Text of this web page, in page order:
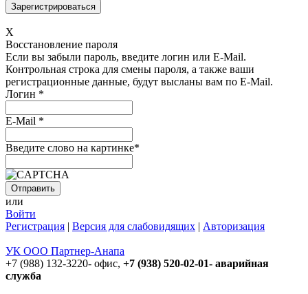
X
Восстановление пароля
Если вы забыли пароль, введите логин или E-Mail.
Контрольная строка для смены пароля, а также ваши
регистрационные данные, будут высланы вам по E-Mail.
Логин *
E-Mail *
Введите слово на картинке*
или
Войти
Регистрация | Версия для слабовидящих | Авторизация
УК ООО Партнер-Анапа
+7 (988) 132-3220- офис, +7 (938) 520-02-01- аварийная
служба